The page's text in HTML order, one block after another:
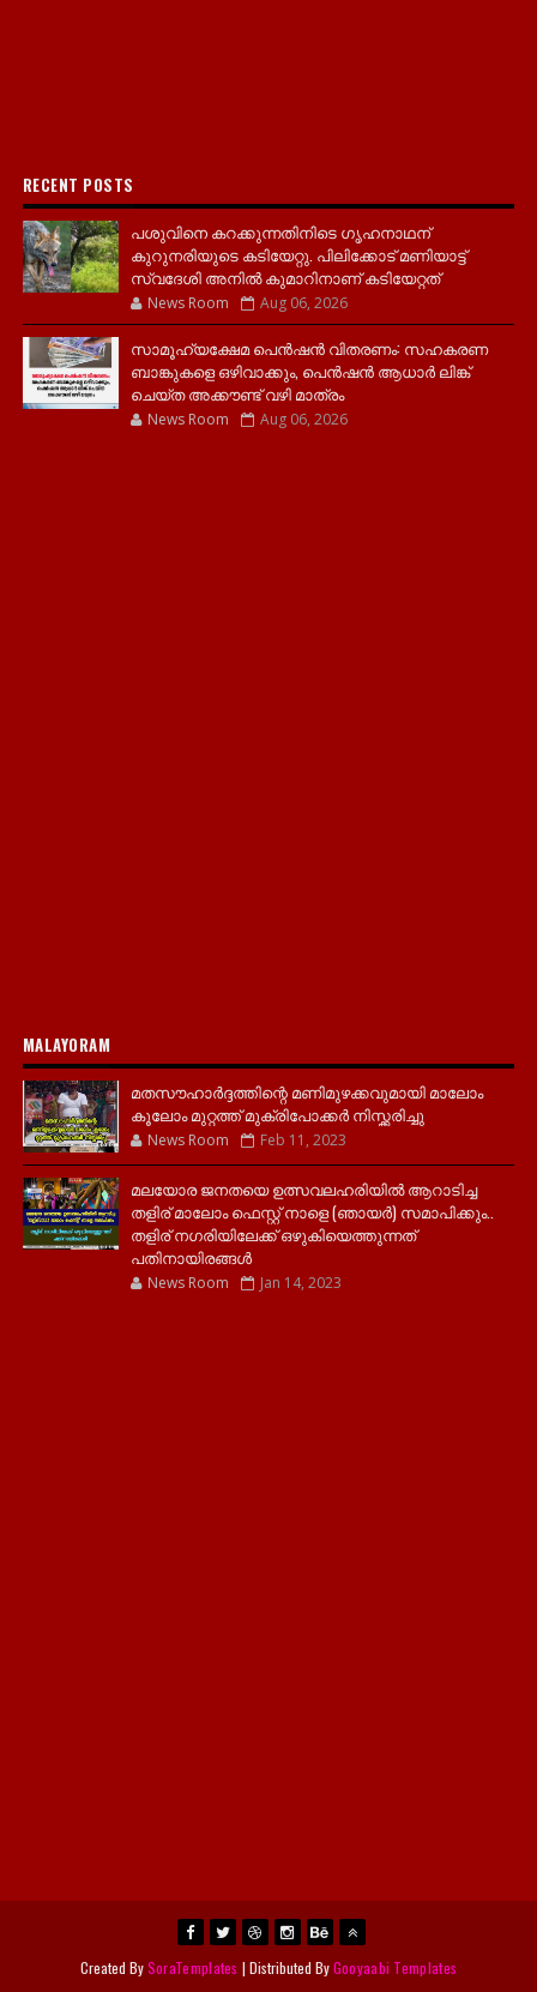
RECENT POSTS
പശുവിനെ കറക്കുന്നതിനിടെ ഗൃഹനാഥന്
കുറുനരിയുടെ കടിയേറ്റു. പിലിക്കോട് മണിയാട്ട്
സ്വദേശി അനിൽ കുമാറിനാണ് കടിയേറ്റത്
News Room Aug 06, 2026
സാമൂ​ഹ്യക്ഷേമ പെൻഷൻ വിതരണം: സഹകരണ
ബാങ്കുകളെ ഒഴിവാക്കും, പെൻഷൻ ആധാർ‌ ലിങ്ക്
ചെയ്ത അക്കൗണ്ട് വഴി മാത്രം
News Room Aug 06, 2026
MALAYORAM
മതസൗഹാർദ്ദത്തിന്റെ മണിമുഴക്കവുമായി മാലോം
കൂലോം മുറ്റത്ത് മുക്രിപോക്കർ നിസ്ക്കരിച്ചു
News Room Feb 11, 2023
മലയോര ജനതയെ ഉത്സവലഹരിയിൽ ആറാടിച്ച
തളിര് മാലോം ഫെസ്റ്റ് നാളെ (ഞായർ) സമാപിക്കും..
തളിര് നഗരിയിലേക്ക് ഒഴുകിയെത്തുന്നത്
പതിനായിരങ്ങൾ
News Room Jan 14, 2023
Created BySoraTemplates | Distributed ByGooyaabi Templates